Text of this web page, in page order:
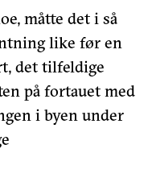
måtte det i så
like før en
det tilfeldige
på fortauet med
i byen under